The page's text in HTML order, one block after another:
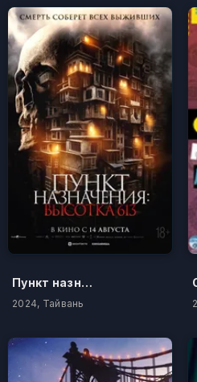
Пункт назначения: Высотка 613
2024, Тайвань